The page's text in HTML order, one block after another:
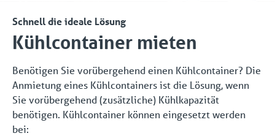
Schnell die ideale Lösung
Kühlcontainer mieten
Benötigen Sie vorübergehend einen Kühlcontainer? Die
Anmietung eines Kühlcontainers ist die Lösung, wenn
Sie vorübergehend (zusätzliche) Kühlkapazität
benötigen. Kühlcontainer können eingesetzt werden
bei: